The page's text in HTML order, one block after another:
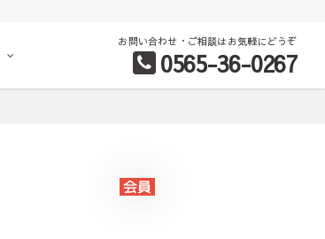
お問い合わせ・ご相談はお気軽にどうぞ
0565-36-0267